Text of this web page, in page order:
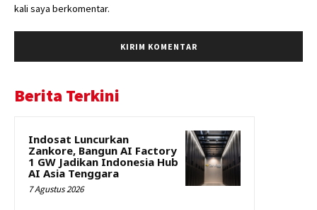
kali saya berkomentar.
Berita Terkini
Indosat Luncurkan
Zankore, Bangun AI Factory
1 GW Jadikan Indonesia Hub
AI Asia Tenggara
7 Agustus 2026